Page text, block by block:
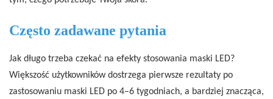
Często zadawane pytania
Jak długo trzeba czekać na efekty stosowania maski LED?
Większość użytkowników dostrzega pierwsze rezultaty po
zastosowaniu maski LED po 4–6 tygodniach, a bardziej znacząca,